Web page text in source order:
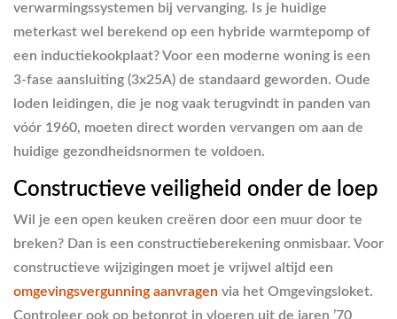
verwarmingssystemen bij vervanging. Is je huidige
meterkast wel berekend op een hybride warmtepomp of
een inductiekookplaat? Voor een moderne woning is een
3-fase aansluiting (3x25A) de standaard geworden. Oude
loden leidingen, die je nog vaak terugvindt in panden van
vóór 1960, moeten direct worden vervangen om aan de
huidige gezondheidsnormen te voldoen.
Constructieve veiligheid onder de loep
Wil je een open keuken creëren door een muur door te
breken? Dan is een constructieberekening onmisbaar. Voor
constructieve wijzigingen moet je vrijwel altijd een
omgevingsvergunning aanvragen via het Omgevingsloket.
Controleer ook op betonrot in vloeren uit de jaren ’70